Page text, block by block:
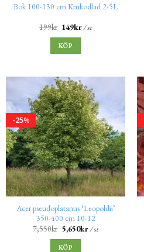
Bok 100-130 cm Krukodlad 2-5L
199kr 149kr/ st
KÖP
%
25
Acer pseudoplatanus ‘Leopoldii’
350-400 cm 10-12
7,550kr 5,650kr/ st
KÖP